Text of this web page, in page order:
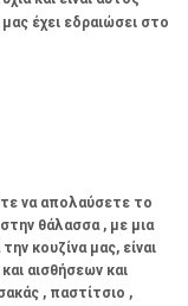
έχει εδραιώσει στο
να απολαύσετε το
θάλασσα , με μια
κουζίνα μας, είναι
αισθήσεων και
, παστίτσιο ,